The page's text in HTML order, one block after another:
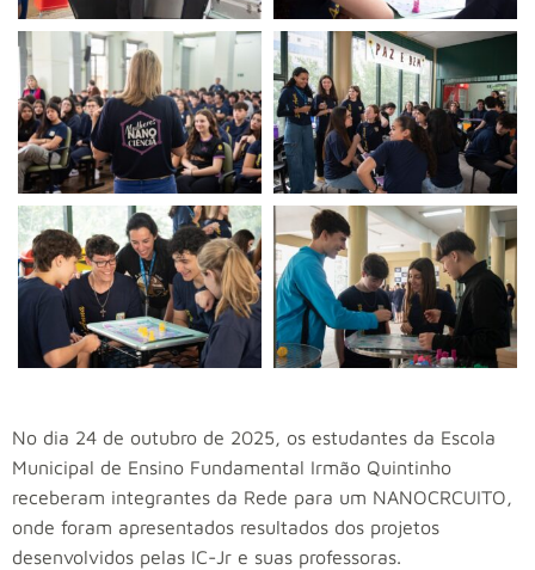
No dia 24 de outubro de 2025, os estudantes da Escola
Municipal de Ensino Fundamental Irmão Quintinho
receberam integrantes da Rede para um NANOCRCUITO,
onde foram apresentados resultados dos projetos
desenvolvidos pelas IC-Jr e suas professoras.